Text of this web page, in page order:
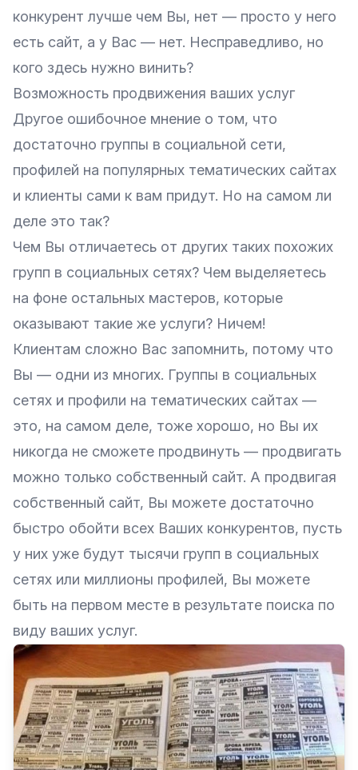
конкурент лучше чем Вы, нет — просто у него
есть сайт, а у Вас — нет. Несправедливо, но
кого здесь нужно винить?
Возможность продвижения ваших услуг
Другое ошибочное мнение о том, что
достаточно группы в социальной сети,
профилей на популярных тематических сайтах
и клиенты сами к вам придут. Но на самом ли
деле это так?
Чем Вы отличаетесь от других таких похожих
групп в социальных сетях? Чем выделяетесь
на фоне остальных мастеров, которые
оказывают такие же услуги? Ничем!
Клиентам сложно Вас запомнить, потому что
Вы — одни из многих. Группы в социальных
сетях и профили на тематических сайтах —
это, на самом деле, тоже хорошо, но Вы их
никогда не сможете продвинуть — продвигать
можно только собственный сайт. А продвигая
собственный сайт, Вы можете достаточно
быстро обойти всех Ваших конкурентов, пусть
у них уже будут тысячи групп в социальных
сетях или миллионы профилей, Вы можете
быть на первом месте в результате поиска по
виду ваших услуг.